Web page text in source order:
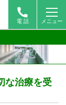
電 話 メニュー
な治療を受